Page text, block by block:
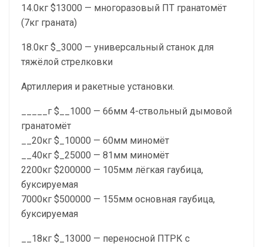
14.0кг $13000 — многоразовый ПТ гранатомёт
(7кг граната)
18.0кг $_3000 — универсальный станок для
тяжёлой стрелковки
Артиллерия и ракетные установки.
_____г $__1000 — 66мм 4-ствольный дымовой
гранатомёт
__20кг $_10000 — 60мм миномёт
__40кг $_25000 — 81мм миномёт
2200кг $200000 — 105мм лёгкая гаубица,
буксируемая
7000кг $500000 — 155мм основная гаубица,
буксируемая
__18кг $_13000 — переносной ПТРК с